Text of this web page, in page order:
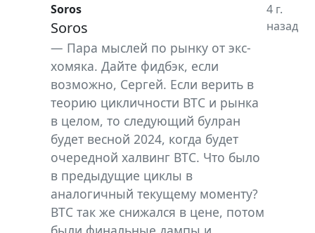
Soros
Soros
Пара мыслей по рынку от экс-
хомяка. Дайте фидбэк, если
возможно, Сергей. Если верить в
теорию цикличности BTC и рынка
в целом, то следующий булран
будет весной 2024, когда будет
очередной халвинг BTC. Что было
в предыдущие циклы в
аналогичный текущему моменту?
BTC так же снижался в цене, потом
4 г.
назад